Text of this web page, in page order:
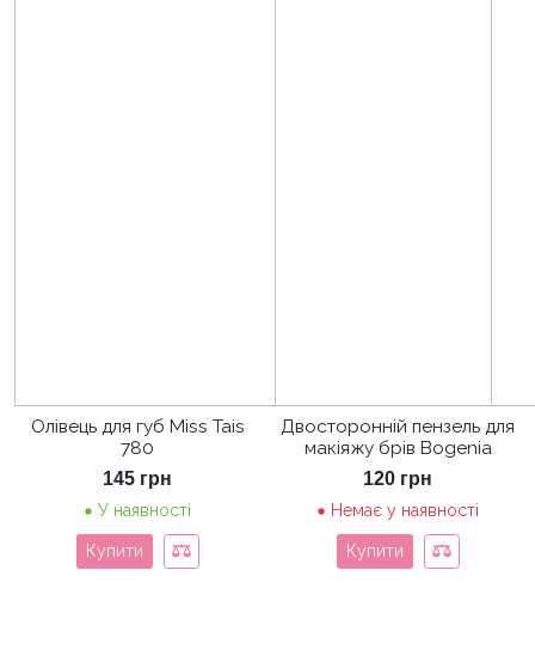
Олівець для губ Miss Tais
780
145 грн
У наявності
Купити
Двосторонній пензель для
макіяжу брів Bogenia
120 грн
Немає у наявності
Купити